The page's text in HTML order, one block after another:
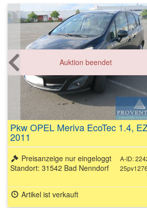
Auktion beendet
Pkw OPEL Meriva EcoTec 1.4,
2011
A-ID:
Preisanzeige nur eingeloggt
Standort: 31542 Bad Nenndorf
Artikel ist verkauft